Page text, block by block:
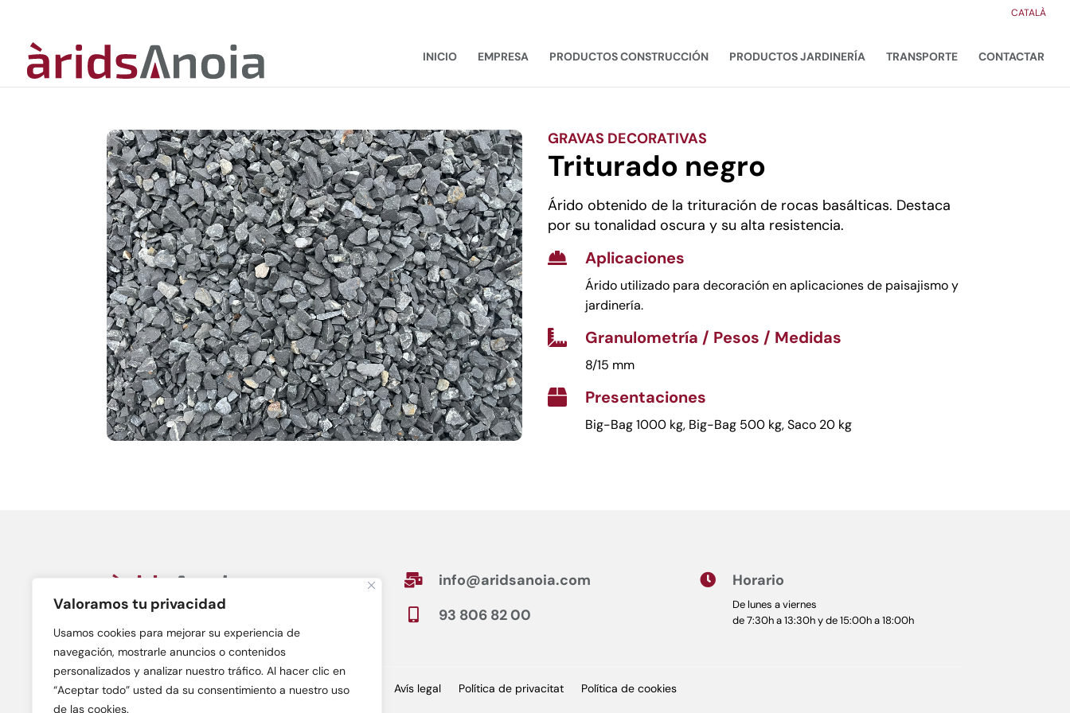
Valoramos tu privacidad
Usamos cookies para mejorar su experiencia de
navegación, mostrarle anuncios o contenidos
personalizados y analizar nuestro tráfico. Al hacer clic en
“Aceptar todo” usted da su consentimiento a nuestro uso
de las cookies.
CATALÀ
INICIO EMPRESA PRODUCTOS CONSTRUCCIÓN PRODUCTOS JARDINERÍA TRANSPORTE CONTACTAR
GRAVAS DECORATIVAS
Triturado negro
Árido obtenido de la trituración de rocas basálticas. Destaca
por su tonalidad oscura y su alta resistencia.

Aplicaciones
Árido utilizado para decoración en aplicaciones de paisajismo y
jardinería.
 Granulometría / Pesos / Medidas
8/15 mm
 Presentaciones
Big-Bag 1000 kg, Big-Bag 500 kg, Saco 20 kg
Àrids Anoia, S.L.
08700 – Igualada (Barcelona)
 info@aridsanoia.com
 93 806 82 00
 Horario
De lunes a viernes
de 7:30h a 13:30h y de 15:00h a 18:00h
Avís legal Política de privacitat Política de cookies